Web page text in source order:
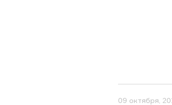
09 октября,